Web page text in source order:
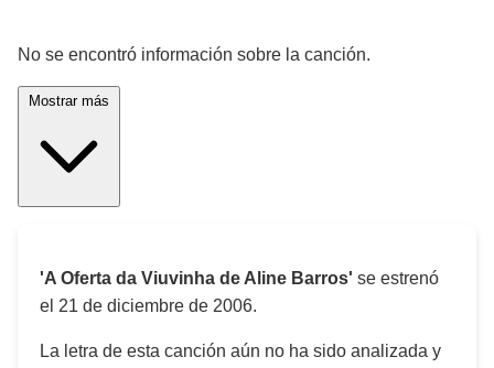
No se encontró información sobre la canción.
'A Oferta da Viuvinha de Aline Barros' se estrenó
el 21 de diciembre de 2006.
La letra de esta canción aún no ha sido analizada y